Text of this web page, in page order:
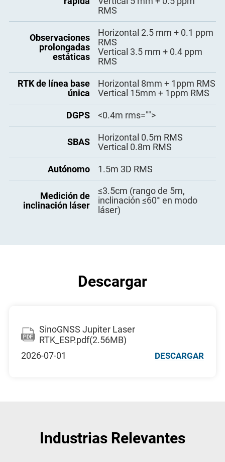
RMS
Observaciones
prolongadas
estáticas
Horizontal 2.5 mm + 0.1 ppm
RMS
Vertical 3.5 mm + 0.4 ppm
RMS
RTK de línea base
única
Horizontal 8mm + 1ppm RMS
Vertical 15mm + 1ppm RMS
DGPS <0.4m rms="">
SBAS
Horizontal 0.5m RMS
Vertical 0.8m RMS
Autónomo 1.5m 3D RMS
Medición de
inclinación láser
≤3.5cm (rango de 5m,
inclinación ≤60° en modo
láser)
Consumo de
1.8 W
Tiempo de trabajo 16 h
Interfaz Tipo-C
Memoria 4 GB
datos de corrección
GPS), CMR+ (solo GPS)
Salida de datos de
posición
- ASCII: NMEA-0183 GSV,
RMC, HDT, GGA, GSA, ZDA,
VTG, GST; PTNL, PJK; PTNL,
AVR; PTNL, GGK
- Binario ComNav actualizado
a 20 Hz
Descargar
SinoGNSS Jupiter Laser
RTK_ESP.pdf(2.56MB)
2026-07-01
DESCARGAR
Industrias Relevantes